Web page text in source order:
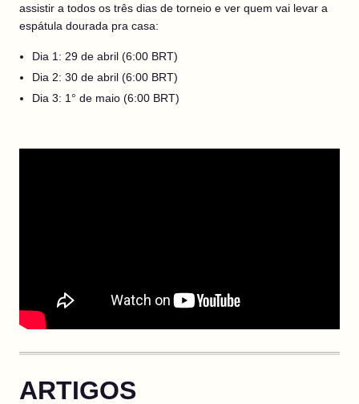
assistir a todos os três dias de torneio e ver quem vai levar a
espátula dourada pra casa:
Dia 1: 29 de abril (6:00 BRT)
Dia 2: 30 de abril (6:00 BRT)
Dia 3: 1° de maio (6:00 BRT)
ARTIGOS